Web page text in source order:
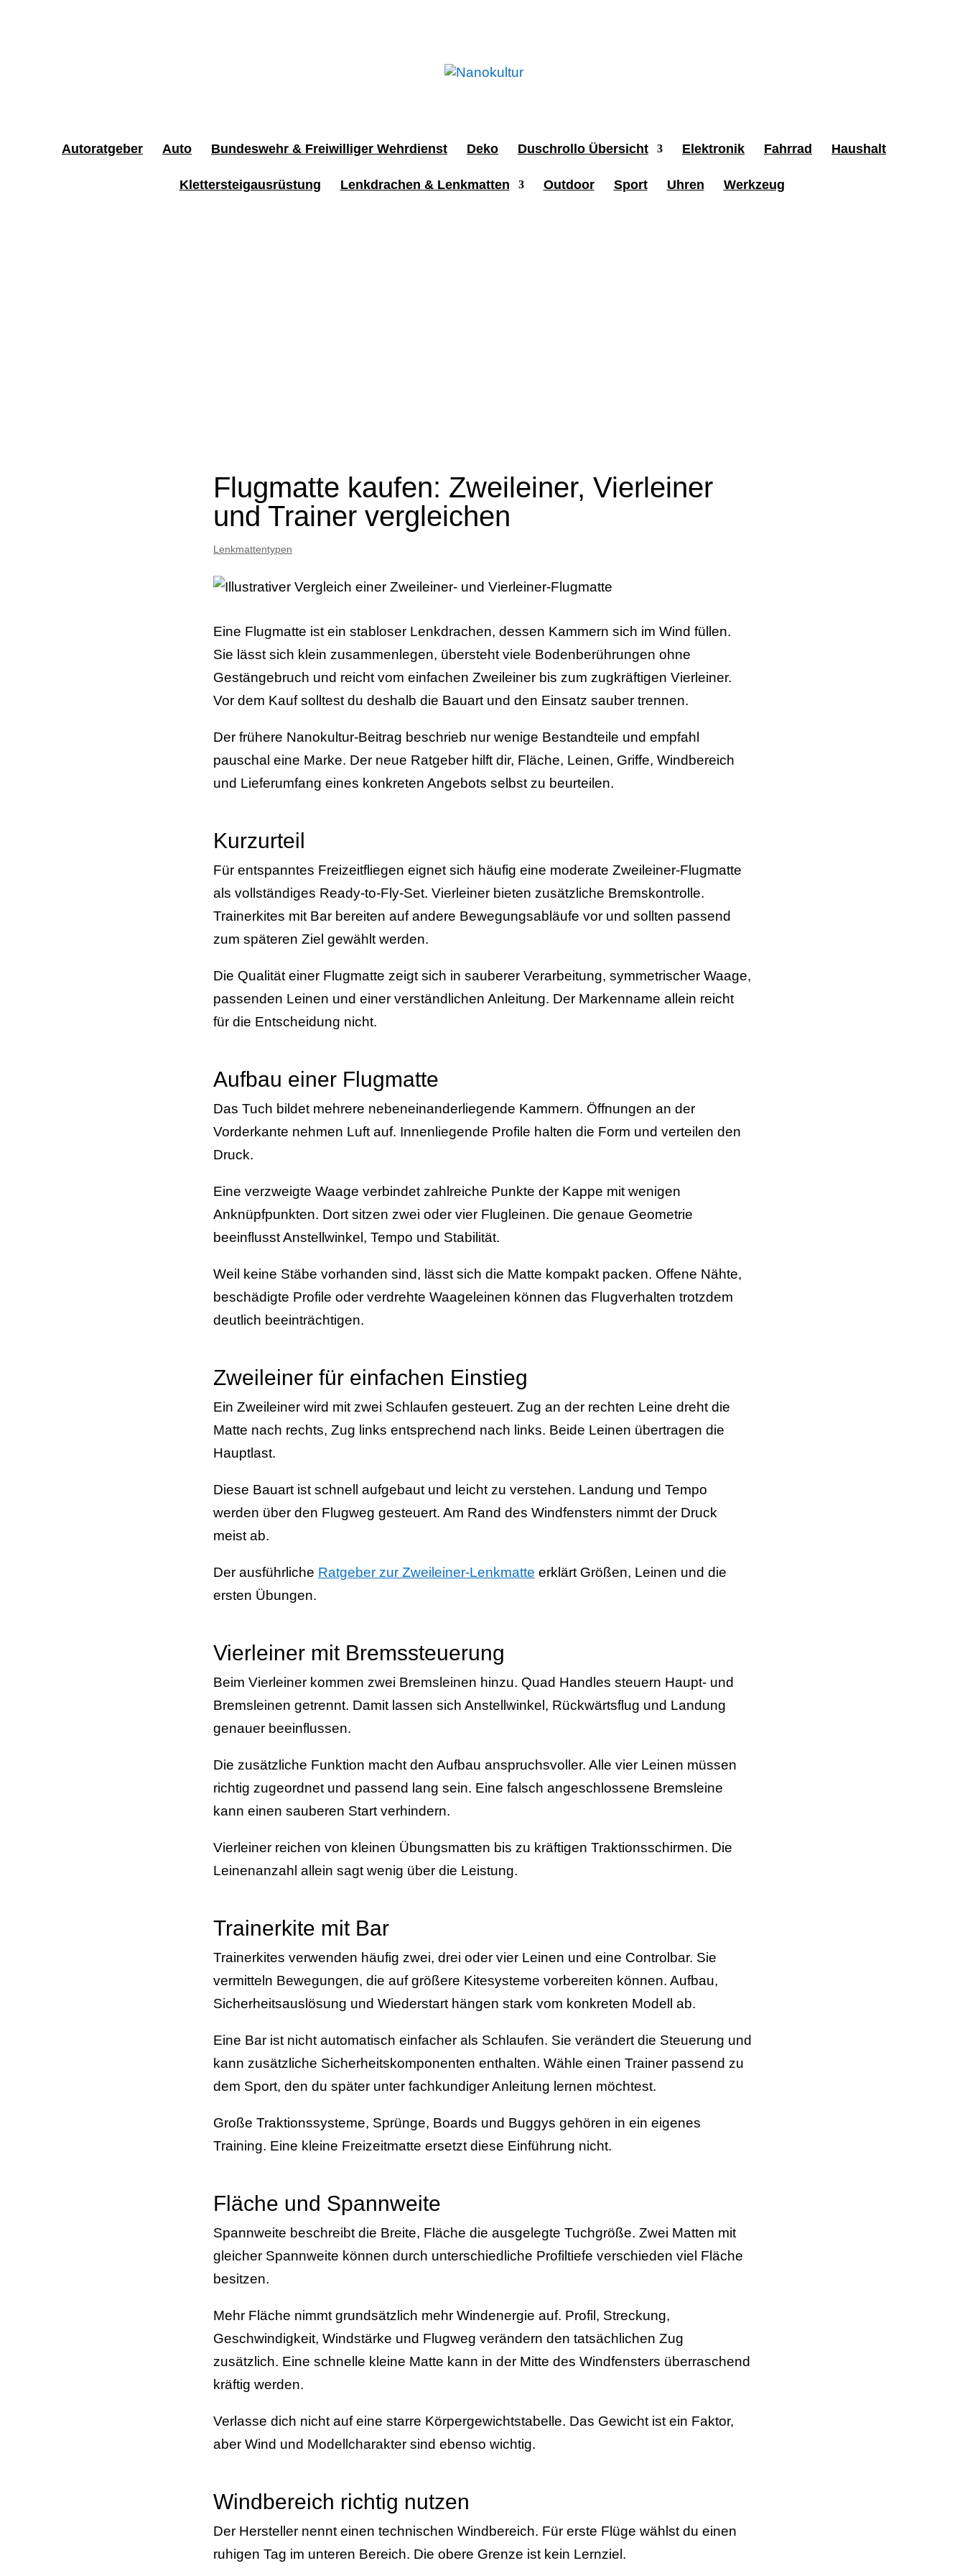
Autoratgeber Auto Bundeswehr & Freiwilliger Wehrdienst Deko Duschrollo Übersicht Elektronik Fahrrad Haushalt
Klettersteigausrüstung Lenkdrachen & Lenkmatten Outdoor Sport Uhren Werkzeug
Flugmatte kaufen: Zweileiner, Vierleiner
und Trainer vergleichen
Lenkmattentypen
Eine Flugmatte ist ein stabloser Lenkdrachen, dessen Kammern sich im Wind füllen.
Sie lässt sich klein zusammenlegen, übersteht viele Bodenberührungen ohne
Gestängebruch und reicht vom einfachen Zweileiner bis zum zugkräftigen Vierleiner.
Vor dem Kauf solltest du deshalb die Bauart und den Einsatz sauber trennen.
Der frühere Nanokultur-Beitrag beschrieb nur wenige Bestandteile und empfahl
pauschal eine Marke. Der neue Ratgeber hilft dir, Fläche, Leinen, Griffe, Windbereich
und Lieferumfang eines konkreten Angebots selbst zu beurteilen.
Kurzurteil
Für entspanntes Freizeitfliegen eignet sich häufig eine moderate Zweileiner-Flugmatte
als vollständiges Ready-to-Fly-Set. Vierleiner bieten zusätzliche Bremskontrolle.
Trainerkites mit Bar bereiten auf andere Bewegungsabläufe vor und sollten passend
zum späteren Ziel gewählt werden.
Die Qualität einer Flugmatte zeigt sich in sauberer Verarbeitung, symmetrischer Waage,
passenden Leinen und einer verständlichen Anleitung. Der Markenname allein reicht
für die Entscheidung nicht.
Aufbau einer Flugmatte
Das Tuch bildet mehrere nebeneinanderliegende Kammern. Öffnungen an der
Vorderkante nehmen Luft auf. Innenliegende Profile halten die Form und verteilen den
Druck.
Eine verzweigte Waage verbindet zahlreiche Punkte der Kappe mit wenigen
Anknüpfpunkten. Dort sitzen zwei oder vier Flugleinen. Die genaue Geometrie
beeinflusst Anstellwinkel, Tempo und Stabilität.
Weil keine Stäbe vorhanden sind, lässt sich die Matte kompakt packen. Offene Nähte,
beschädigte Profile oder verdrehte Waageleinen können das Flugverhalten trotzdem
deutlich beeinträchtigen.
Zweileiner für einfachen Einstieg
Ein Zweileiner wird mit zwei Schlaufen gesteuert. Zug an der rechten Leine dreht die
Matte nach rechts, Zug links entsprechend nach links. Beide Leinen übertragen die
Hauptlast.
Diese Bauart ist schnell aufgebaut und leicht zu verstehen. Landung und Tempo
werden über den Flugweg gesteuert. Am Rand des Windfensters nimmt der Druck
meist ab.
Der ausführliche Ratgeber zur Zweileiner-Lenkmatte erklärt Größen, Leinen und die
ersten Übungen.
Vierleiner mit Bremssteuerung
Beim Vierleiner kommen zwei Bremsleinen hinzu. Quad Handles steuern Haupt- und
Bremsleinen getrennt. Damit lassen sich Anstellwinkel, Rückwärtsflug und Landung
genauer beeinflussen.
Die zusätzliche Funktion macht den Aufbau anspruchsvoller. Alle vier Leinen müssen
richtig zugeordnet und passend lang sein. Eine falsch angeschlossene Bremsleine
kann einen sauberen Start verhindern.
Vierleiner reichen von kleinen Übungsmatten bis zu kräftigen Traktionsschirmen. Die
Leinenanzahl allein sagt wenig über die Leistung.
Trainerkite mit Bar
Trainerkites verwenden häufig zwei, drei oder vier Leinen und eine Controlbar. Sie
vermitteln Bewegungen, die auf größere Kitesysteme vorbereiten können. Aufbau,
Sicherheitsauslösung und Wiederstart hängen stark vom konkreten Modell ab.
Eine Bar ist nicht automatisch einfacher als Schlaufen. Sie verändert die Steuerung und
kann zusätzliche Sicherheitskomponenten enthalten. Wähle einen Trainer passend zu
dem Sport, den du später unter fachkundiger Anleitung lernen möchtest.
Große Traktionssysteme, Sprünge, Boards und Buggys gehören in ein eigenes
Training. Eine kleine Freizeitmatte ersetzt diese Einführung nicht.
Fläche und Spannweite
Spannweite beschreibt die Breite, Fläche die ausgelegte Tuchgröße. Zwei Matten mit
gleicher Spannweite können durch unterschiedliche Profiltiefe verschieden viel Fläche
besitzen.
Mehr Fläche nimmt grundsätzlich mehr Windenergie auf. Profil, Streckung,
Geschwindigkeit, Windstärke und Flugweg verändern den tatsächlichen Zug
zusätzlich. Eine schnelle kleine Matte kann in der Mitte des Windfensters überraschend
kräftig werden.
Verlasse dich nicht auf eine starre Körpergewichtstabelle. Das Gewicht ist ein Faktor,
aber Wind und Modellcharakter sind ebenso wichtig.
Windbereich richtig nutzen
Der Hersteller nennt einen technischen Windbereich. Für erste Flüge wählst du einen
ruhigen Tag im unteren Bereich. Die obere Grenze ist kein Lernziel.